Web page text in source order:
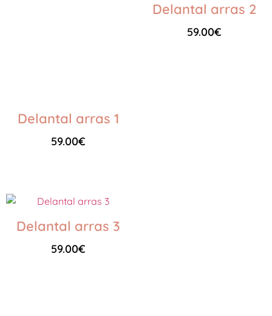
Delantal arras 1
59.00€
Delantal arras 2
59.00€
Delantal arras 3
59.00€